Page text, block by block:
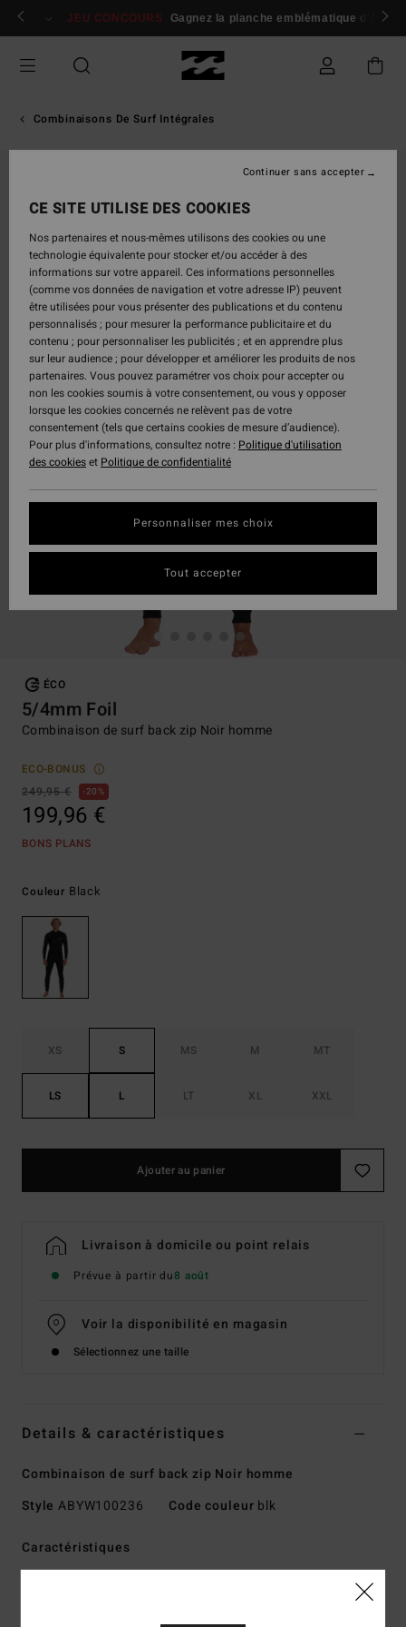
Passer
Se connecter / s'inscrire
JEU CONCOURS Gagnez la planche emblématique d'Andy
Combinaisons De Surf Intégrales
ÉCO
5/4mm Foil
Combinaison de surf back zip Noir homme
ECO-BONUS
249,95 €
20%
199,96 €
BONS PLANS
Couleur Black
XS S MS M MT
LS L LT XL XXL
Ajouter au panier
Livraison à domicile ou point relais
Prévue à partir du8 août
Voir la disponibilité en magasin
Sélectionnez une taille
Details & caractéristiques
Combinaison de surf back zip Noir homme
Style ABYW100236 Code couleur blk
Caractéristiques
CE SITE UTILISE DES COOKIES
Nos partenaires et nous-mêmes utilisons des cookies ou une
technologie équivalente pour stocker et/ou accéder à des
informations sur votre appareil. Ces informations personnelles
(comme vos données de navigation et votre adresse IP) peuvent
être utilisées pour vous présenter des publications et du contenu
personnalisés ; pour mesurer la performance publicitaire et du
contenu ; pour personnaliser les publicités ; et en apprendre plus
sur leur audience ; pour développer et améliorer les produits de nos
partenaires. Vous pouvez paramétrer vos choix pour accepter ou
non les cookies soumis à votre consentement, ou vous y opposer
lorsque les cookies concernés ne relèvent pas de votre
consentement (tels que certains cookies de mesure d’audience).
Pour plus d'informations, consultez notre : Politique d'utilisation
des cookieset Politique de confidentialité
Personnaliser mes choix
Continuer sans accepter
Tout accepter